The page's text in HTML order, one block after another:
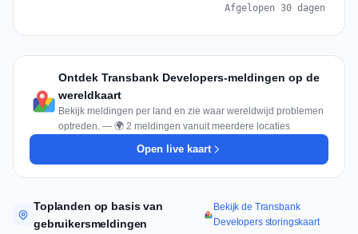
Afgelopen 30 dagen
Ontdek Transbank Developers-meldingen op de
wereldkaart
Bekijk meldingen per land en zie waar wereldwijd problemen
optreden. — 🌍 2 meldingen vanuit meerdere locaties
Open live kaart
Toplanden op basis van
gebruikersmeldingen
Bekijk de Transbank
Developers storingskaart